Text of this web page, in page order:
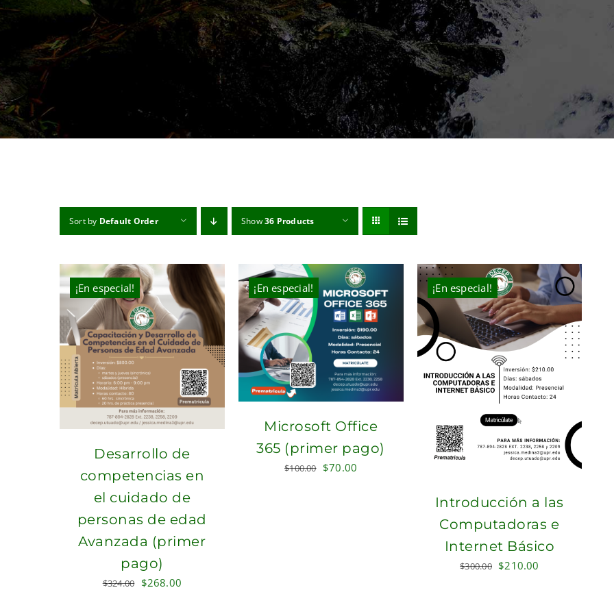
Sort by Default Order Show36 Products
¡En especial!
Desarrollo de
competencias en
el cuidado de
personas de edad
Avanzada (primer
pago)
$324.00 Original
$268.00
¡En especial!
Microsoft Office
365 (primer pago)
$100.00 Original
$70.00
¡En especial!
Introducción a las
Computadoras e
Internet Básico
$300.00 Original
$210.00